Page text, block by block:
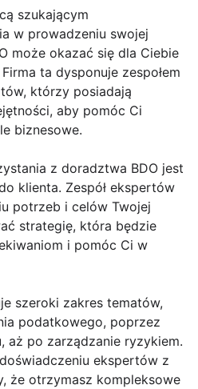
szukającym
w prowadzeniu swojej
może okazać się dla Ciebie
ta dysponuje zespołem
którzy posiadają
aby pomóc Ci
biznesowe.
z doradztwa BDO jest
klienta. Zespół ekspertów
potrzeb i celów Twojej
strategię, która będzie
i pomóc Ci w
szeroki zakres tematów,
podatkowego, poprzez
aż po zarządzanie ryzykiem.
ekspertów z
że otrzymasz kompleksowe